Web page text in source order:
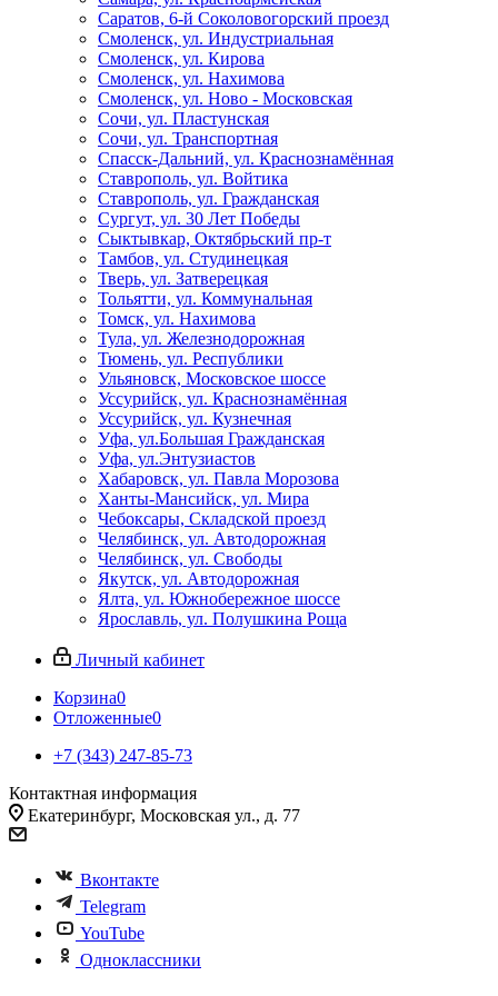
Саратов, 6-й Соколовогорский проезд
Смоленск, ул. Индустриальная
Смоленск, ул. Кирова
Смоленск, ул. Нахимова
Смоленск, ул. Ново - Московская
Сочи, ул. Пластунская
Сочи, ул. Транспортная
Спасск-Дальний, ул. Краснознамённая
Ставрополь, ул. Войтика
Ставрополь, ул. Гражданская
Сургут, ул. 30 Лет Победы
Сыктывкар, Октябрьский пр-т
Тамбов, ул. Студинецкая
Тверь, ул. Затверецкая
Тольятти, ул. Коммунальная
Томск, ул. Нахимова
Тула, ул. Железнодорожная
Тюмень, ул. Республики
Ульяновск, Московское шоссе
Уссурийск, ул. Краснознамённая
Уссурийск, ул. Кузнечная
Уфа, ул.Большая Гражданская
Уфа, ул.Энтузиастов
Хабаровск, ул. Павла Морозова
Ханты-Мансийск, ул. Мира
Чебоксары, Складской проезд
Челябинск, ул. Автодорожная
Челябинск, ул. Свободы
Якутск, ул. Автодорожная
Ялта, ул. Южнобережное шоссе
Ярославль, ул. Полушкина Роща
Личный кабинет
Корзина0
Отложенные0
+7 (343) 247-85-73
Контактная информация
Екатеринбург, Московская ул., д. 77
Вконтакте
Telegram
YouTube
Одноклассники